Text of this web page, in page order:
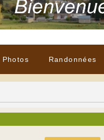
Photos Randonnées